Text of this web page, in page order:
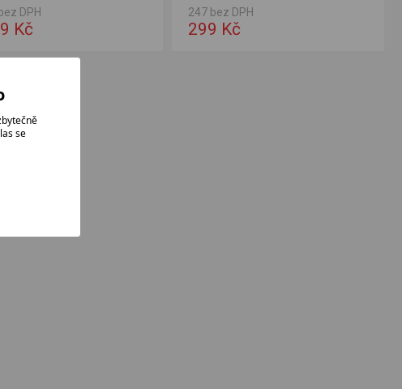
DPH
Kč
247 bez DPH
299 Kč
se